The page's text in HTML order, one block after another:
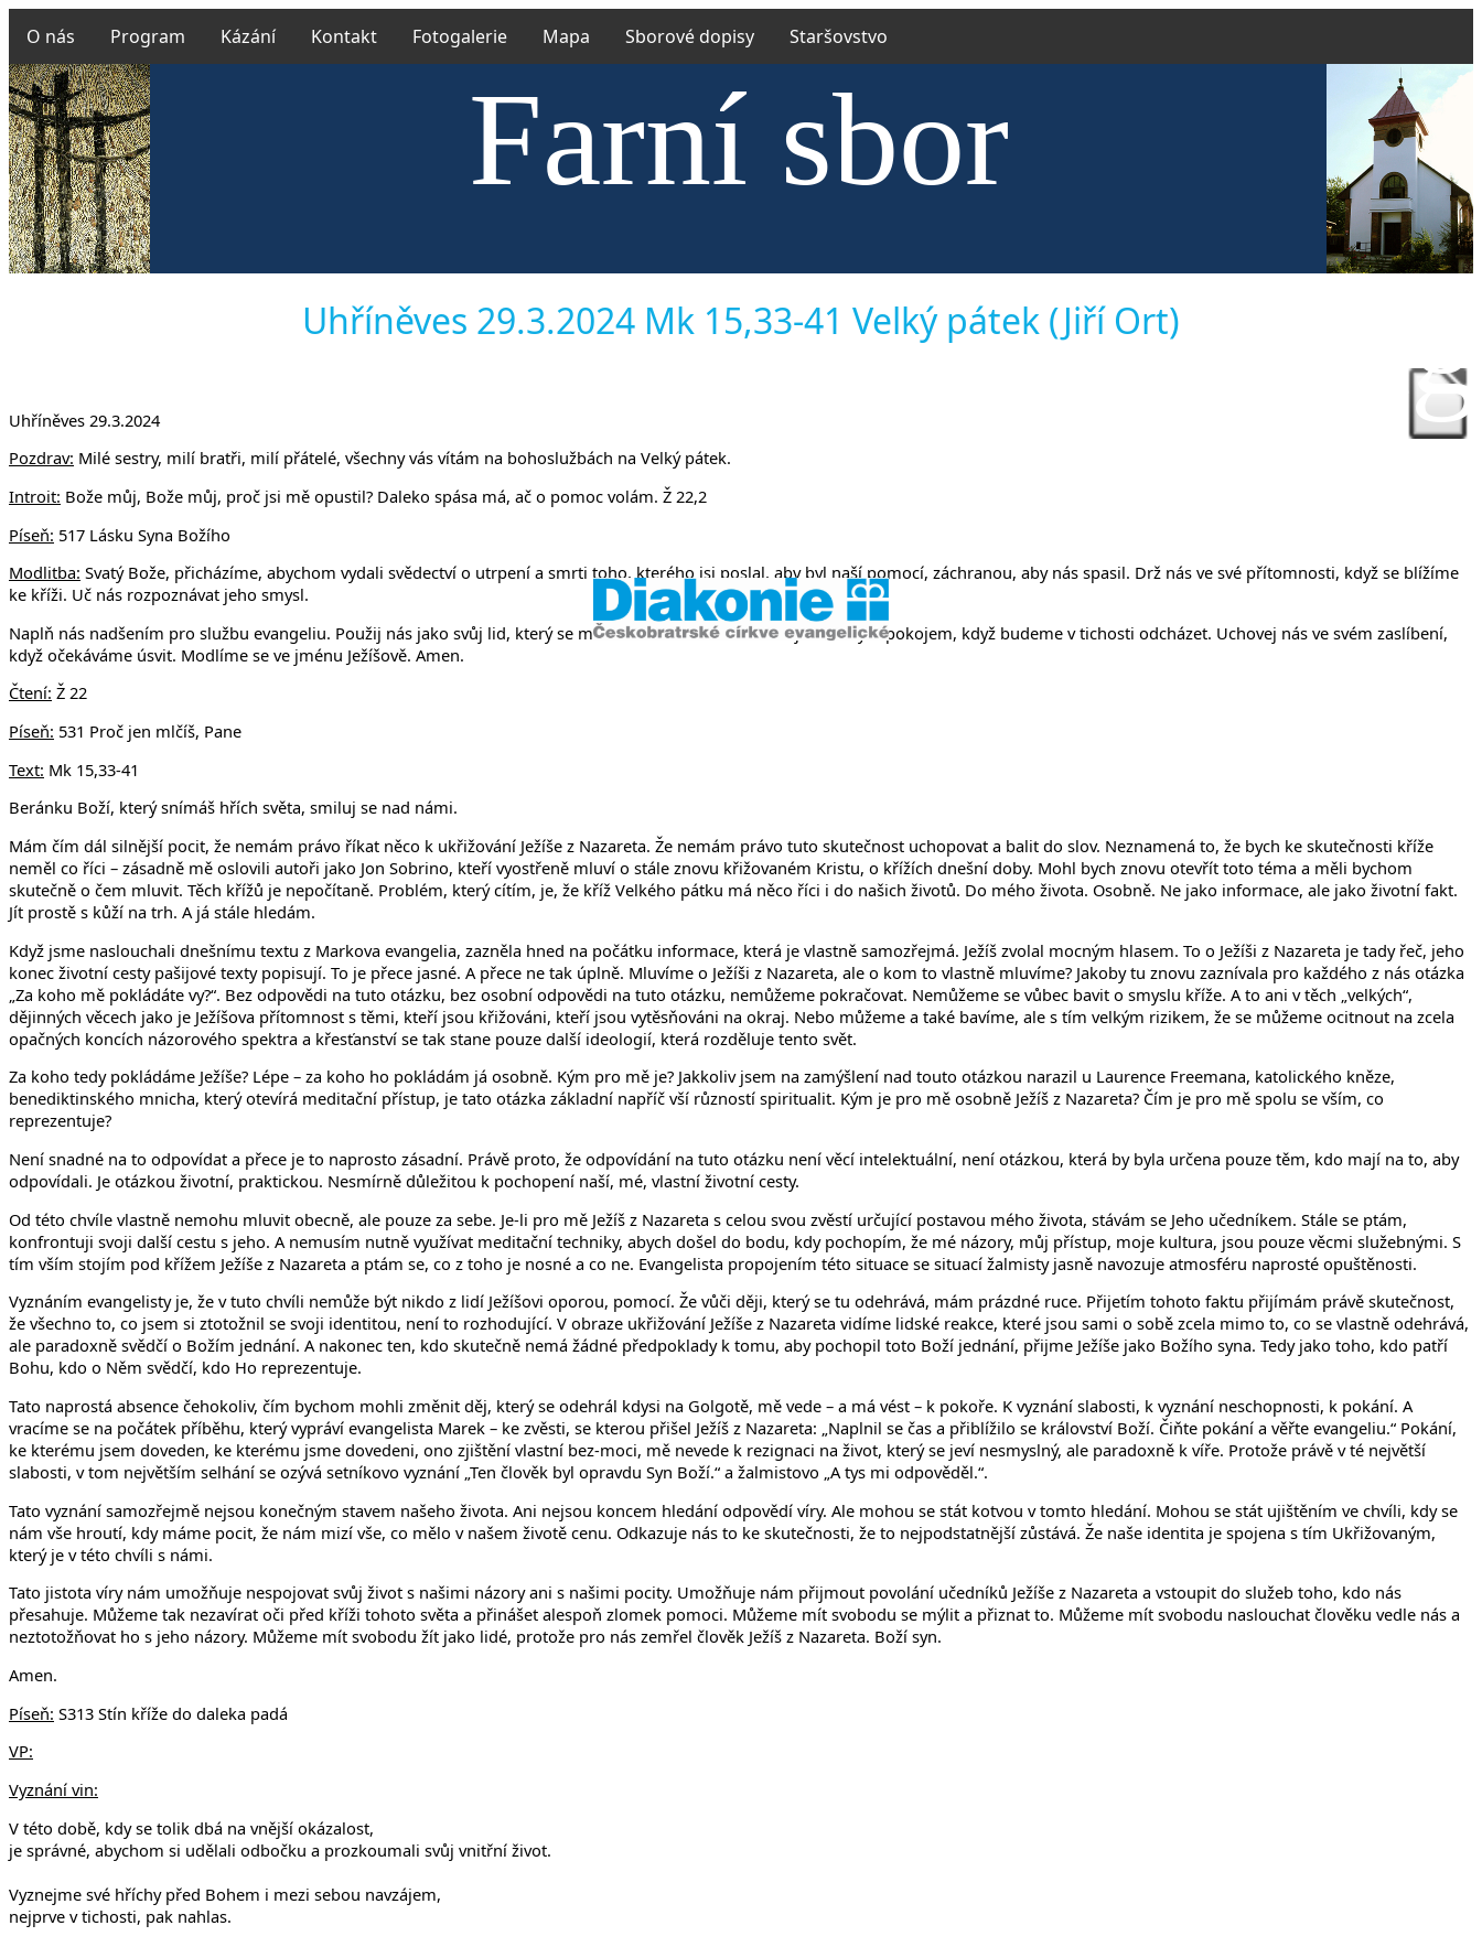
O nás Program Kázání Kontakt Fotogalerie Mapa Sborové dopisy Staršovstvo
Farní sbor
Českobratrské církve
v Uhříněvsi a Říčanech
Uhříněves 29.3.2024 Mk 15,33-41 Velký pátek (Jiří Ort)
Uhříněves 29.3.2024
Pozdrav: Milé sestry, milí bratři, milí přátelé, všechny vás vítám na bohoslužbách na Velký pátek.
Introit: Bože můj, Bože můj, proč jsi mě opustil? Daleko spása má, ač o pomoc volám. Ž 22,2
Píseň: 517 Lásku Syna Božího
Modlitba: Svatý Bože, přicházíme, abychom vydali svědectví o utrpení a smrti toho, kterého jsi poslal, aby byl naší pomocí, záchranou, aby nás spasil. Drž nás ve své přítomnosti, když se blížíme
ke kříži. Uč nás rozpoznávat jeho smysl.
Naplň nás nadšením pro službu evangeliu. Použij nás jako svůj lid, který se modlí za tento svět. Požehnej nám svým pokojem, když budeme v tichosti odcházet. Uchovej nás ve svém zaslíbení,
když očekáváme úsvit. Modlíme se ve jménu Ježíšově. Amen.
Čtení: Ž 22
Píseň: 531 Proč jen mlčíš, Pane
Text: Mk 15,33-41
Beránku Boží, který snímáš hřích světa, smiluj se nad námi.
Mám čím dál silnější pocit, že nemám právo říkat něco k ukřižování Ježíše z Nazareta. Že nemám právo tuto skutečnost uchopovat a balit do slov. Neznamená to, že bych ke skutečnosti kříže
neměl co říci – zásadně mě oslovili autoři jako Jon Sobrino, kteří vyostřeně mluví o stále znovu křižovaném Kristu, o křížích dnešní doby. Mohl bych znovu otevřít toto téma a měli bychom
skutečně o čem mluvit. Těch křížů je nepočítaně. Problém, který cítím, je, že kříž Velkého pátku má něco říci i do našich životů. Do mého života. Osobně. Ne jako informace, ale jako životní fakt.
Jít prostě s kůží na trh. A já stále hledám.
Když jsme naslouchali dnešnímu textu z Markova evangelia, zazněla hned na počátku informace, která je vlastně samozřejmá. Ježíš zvolal mocným hlasem. To o Ježíši z Nazareta je tady řeč, jeho
konec životní cesty pašijové texty popisují. To je přece jasné. A přece ne tak úplně. Mluvíme o Ježíši z Nazareta, ale o kom to vlastně mluvíme? Jakoby tu znovu zaznívala pro každého z nás otázka
„Za koho mě pokládáte vy?“. Bez odpovědi na tuto otázku, bez osobní odpovědi na tuto otázku, nemůžeme pokračovat. Nemůžeme se vůbec bavit o smyslu kříže. A to ani v těch „velkých“,
dějinných věcech jako je Ježíšova přítomnost s těmi, kteří jsou křižováni, kteří jsou vytěsňováni na okraj. Nebo můžeme a také bavíme, ale s tím velkým rizikem, že se můžeme ocitnout na zcela
opačných koncích názorového spektra a křesťanství se tak stane pouze další ideologií, která rozděluje tento svět.
Za koho tedy pokládáme Ježíše? Lépe – za koho ho pokládám já osobně. Kým pro mě je? Jakkoliv jsem na zamýšlení nad touto otázkou narazil u Laurence Freemana, katolického kněze,
benediktinského mnicha, který otevírá meditační přístup, je tato otázka základní napříč vší růzností spiritualit. Kým je pro mě osobně Ježíš z Nazareta? Čím je pro mě spolu se vším, co
reprezentuje?
Není snadné na to odpovídat a přece je to naprosto zásadní. Právě proto, že odpovídání na tuto otázku není věcí intelektuální, není otázkou, která by byla určena pouze těm, kdo mají na to, aby
odpovídali. Je otázkou životní, praktickou. Nesmírně důležitou k pochopení naší, mé, vlastní životní cesty.
Od této chvíle vlastně nemohu mluvit obecně, ale pouze za sebe. Je-li pro mě Ježíš z Nazareta s celou svou zvěstí určující postavou mého života, stávám se Jeho učedníkem. Stále se ptám,
konfrontuji svoji další cestu s jeho. A nemusím nutně využívat meditační techniky, abych došel do bodu, kdy pochopím, že mé názory, můj přístup, moje kultura, jsou pouze věcmi služebnými. S
tím vším stojím pod křížem Ježíše z Nazareta a ptám se, co z toho je nosné a co ne. Evangelista propojením této situace se situací žalmisty jasně navozuje atmosféru naprosté opuštěnosti.
Vyznáním evangelisty je, že v tuto chvíli nemůže být nikdo z lidí Ježíšovi oporou, pomocí. Že vůči ději, který se tu odehrává, mám prázdné ruce. Přijetím tohoto faktu přijímám právě skutečnost,
že všechno to, co jsem si ztotožnil se svoji identitou, není to rozhodující. V obraze ukřižování Ježíše z Nazareta vidíme lidské reakce, které jsou sami o sobě zcela mimo to, co se vlastně odehrává,
ale paradoxně svědčí o Božím jednání. A nakonec ten, kdo skutečně nemá žádné předpoklady k tomu, aby pochopil toto Boží jednání, přijme Ježíše jako Božího syna. Tedy jako toho, kdo patří
Bohu, kdo o Něm svědčí, kdo Ho reprezentuje.
Tato naprostá absence čehokoliv, čím bychom mohli změnit děj, který se odehrál kdysi na Golgotě, mě vede – a má vést – k pokoře. K vyznání slabosti, k vyznání neschopnosti, k pokání. A
vracíme se na počátek příběhu, který vypráví evangelista Marek – ke zvěsti, se kterou přišel Ježíš z Nazareta: „Naplnil se čas a přiblížilo se království Boží. Čiňte pokání a věřte evangeliu.“ Pokání,
ke kterému jsem doveden, ke kterému jsme dovedeni, ono zjištění vlastní bez-moci, mě nevede k rezignaci na život, který se jeví nesmyslný, ale paradoxně k víře. Protože právě v té největší
slabosti, v tom největším selhání se ozývá setníkovo vyznání „Ten člověk byl opravdu Syn Boží.“ a žalmistovo „A tys mi odpověděl.“.
Tato vyznání samozřejmě nejsou konečným stavem našeho života. Ani nejsou koncem hledání odpovědí víry. Ale mohou se stát kotvou v tomto hledání. Mohou se stát ujištěním ve chvíli, kdy se
nám vše hroutí, kdy máme pocit, že nám mizí vše, co mělo v našem životě cenu. Odkazuje nás to ke skutečnosti, že to nejpodstatnější zůstává. Že naše identita je spojena s tím Ukřižovaným,
který je v této chvíli s námi.
Tato jistota víry nám umožňuje nespojovat svůj život s našimi názory ani s našimi pocity. Umožňuje nám přijmout povolání učedníků Ježíše z Nazareta a vstoupit do služeb toho, kdo nás
přesahuje. Můžeme tak nezavírat oči před kříži tohoto světa a přinášet alespoň zlomek pomoci. Můžeme mít svobodu se mýlit a přiznat to. Můžeme mít svobodu naslouchat člověku vedle nás a
neztotožňovat ho s jeho názory. Můžeme mít svobodu žít jako lidé, protože pro nás zemřel člověk Ježíš z Nazareta. Boží syn.
Amen.
Píseň: S313 Stín kříže do daleka padá
VP:
Vyznání vin:
V této době, kdy se tolik dbá na vnější okázalost,
je správné, abychom si udělali odbočku a prozkoumali svůj vnitřní život.
Vyznejme své hříchy před Bohem i mezi sebou navzájem,
nejprve v tichosti, pak nahlas.